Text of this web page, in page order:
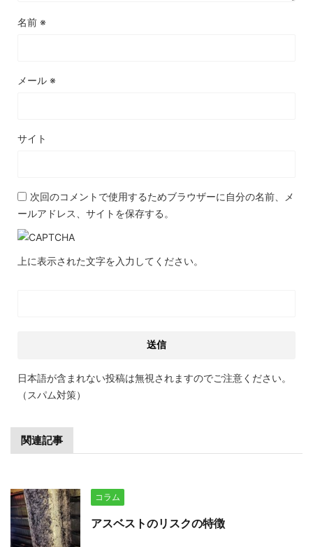
名前 ※
メール ※
サイト
次回のコメントで使用するためブラウザーに自分の名前、メ
ールアドレス、サイトを保存する。
上に表示された文字を入力してください。
日本語が含まれない投稿は無視されますのでご注意ください。
（スパム対策）
関連記事
コラム
アスベストのリスクの特徴